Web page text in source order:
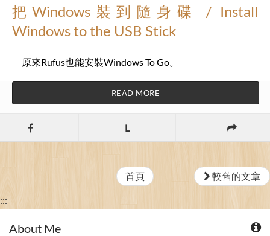
把Windows裝到隨身碟 / Install
Windows to the USB Stick
原來Rufus也能安裝Windows To Go。
READ MORE
L
首頁 較舊的文章
:::
About Me